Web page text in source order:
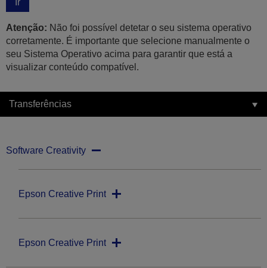
Ir
Atenção: Não foi possível detetar o seu sistema operativo
corretamente. É importante que selecione manualmente o
seu Sistema Operativo acima para garantir que está a
visualizar conteúdo compatível.
Transferências
Software Creativity
Epson Creative Print
Epson Creative Print